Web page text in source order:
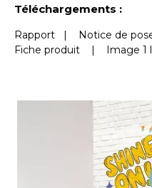
Téléchargements :
Rapport | Notice de
Fiche produit
| Image 1